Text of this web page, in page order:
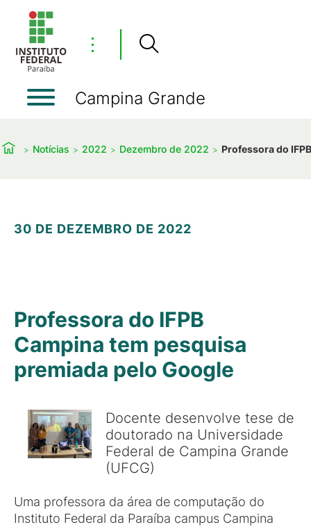
⋮
Campina Grande
Notícias 2022 Dezembro de 2022 Professora do
30 DE DEZEMBRO DE 2022
Professora do IFPB
Campina tem pesquisa
premiada pelo Google
Docente desenvolve tese de
doutorado na Universidade
Federal de Campina Grande
(UFCG)
Uma professora da área de computação do
Instituto Federal da Paraíba campus Campina